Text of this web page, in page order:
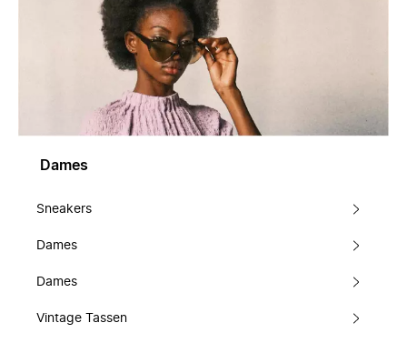
Dames
Sneakers
Dames
Dames
Vintage Tassen